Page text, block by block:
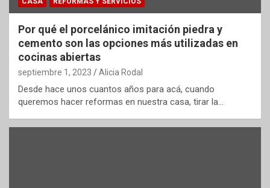
Por qué el porcelánico imitación piedra y
cemento son las opciones más utilizadas en
cocinas abiertas
septiembre 1, 2023 Alicia Rodal
Desde hace unos cuantos años para acá, cuando
queremos hacer reformas en nuestra casa, tirar la…